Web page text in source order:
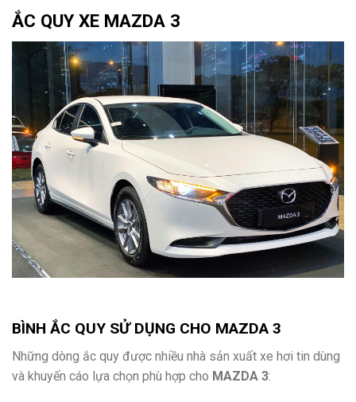
ẮC QUY XE MAZDA 3
BÌNH ẮC QUY SỬ DỤNG CHO MAZDA 3
Những dòng ắc quy được nhiều nhà sản xuất xe hơi tin dùng
và khuyến cáo lựa chọn phù hợp cho MAZDA 3: